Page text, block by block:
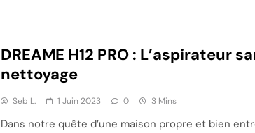
DREAME H12 PRO :
nettoyage
Seb L. 1 Juin 2023 0 3 Mins
Dans notre quête d’une maison propre et bien